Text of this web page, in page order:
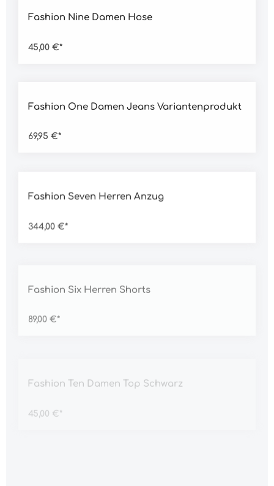
Fashion Nine Damen Hose
45,00 €*
Fashion One Damen Jeans Variantenprodukt
69,95 €*
Fashion Seven Herren Anzug
344,00 €*
Fashion Six Herren Shorts
89,00 €*
Fashion Ten Damen Top Schwarz
45,00 €*